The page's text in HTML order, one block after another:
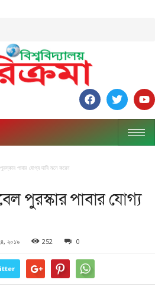
পাবার যোগ্য দাবি মনে করেন
পুরস্কার পাবার যোগ্য
২০১৯ 252 0